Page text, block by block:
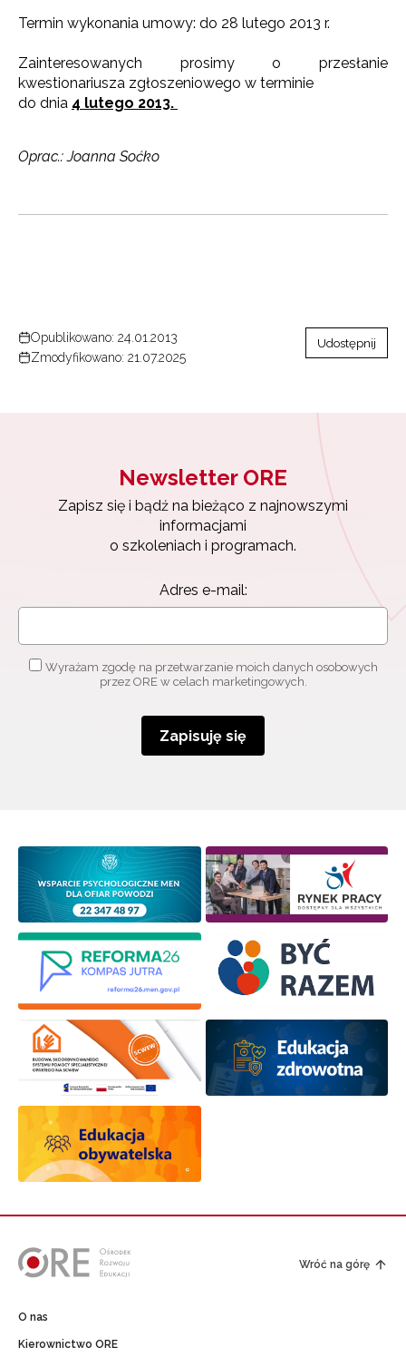
Termin wykonania umowy: do 28 lutego 2013 r.
Zainteresowanych prosimy o przesłanie
kwestionariusza zgłoszeniowego w terminie
do dnia 4 lutego 2013.
Oprac.: Joanna Soćko
Opublikowano: 24.01.2013
Zmodyfikowano: 21.07.2025
Udostępnij
Newsletter ORE
Zapisz się i bądź na bieżąco z najnowszymi
informacjami
o szkoleniach i programach.
Adres e-mail:
Wyrażam zgodę na przetwarzanie moich danych osobowych
przez ORE w celach marketingowych.
Zapisuję się
Wróć na górę
O nas
Kierownictwo ORE
Newsletter ORE
Zapisz się i bądź na bieżąco z najnowszymi
informacjami
o szkoleniach i programach.
osobowych przez ORE w celach marketingowych.